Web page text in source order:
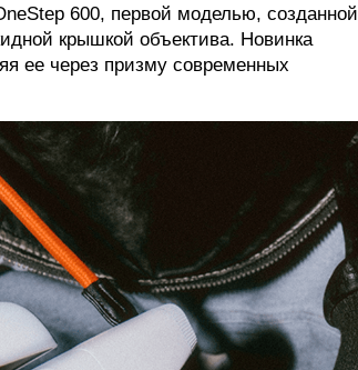
600, первой моделью, созданной
крышкой объектива. Новинка
ее через призму современных